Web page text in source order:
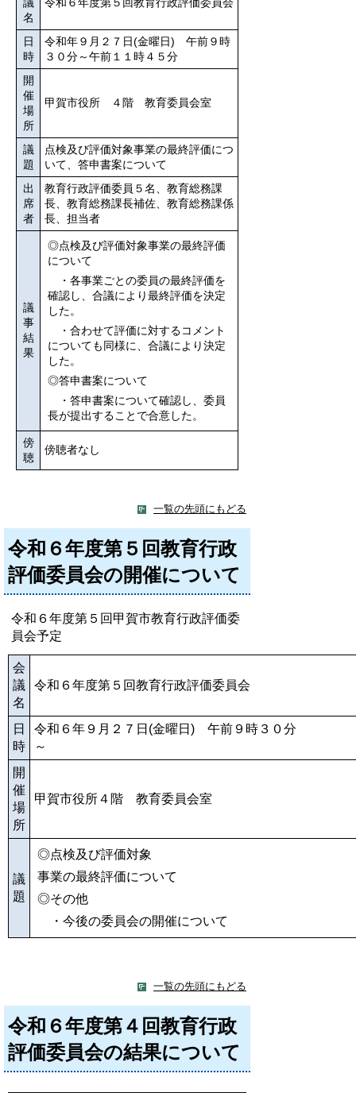
名
日
時
令和年９月２７日(金曜日) 午前９時
３０分～午前１１時４５分
開
催
場
所
甲賀市役所 ４階 教育委員会室
議
題
点検及び評価対象事業の最終評価につ
いて、答申書案について
出
席
者
教育行政評価委員５名、教育総務課
長、教育総務課長補佐、教育総務課係
長、担当者
議
事
結
果
◎点検及び評価対象事業の最終評価
について
・各事業ごとの委員の最終評価を
確認し、合議により最終評価を決定
した。
・合わせて評価に対するコメント
についても同様に、合議により決定
した。
◎答申書案について
・答申書案について確認し、委員
長が提出することで合意した。
傍
聴
傍聴者なし
一覧の先頭にもどる
令和６年度第５回教育行政
評価委員会の開催について
令和６年度第５回甲賀市教育行政評価委
員会予定
会
議
名
令和６年度第５回教育行政評価委員会
日
時
令和６年９月２７日(金曜日) 午前９時３０分
開
催
場
所
甲賀市役所４階 教育委員会室
議
題
◎点検及び評価対象
事業の最終評価について
◎その他
・今後の委員会の開催について
一覧の先頭にもどる
令和６年度第４回教育行政
評価委員会の結果について